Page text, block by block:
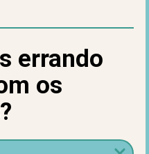
errando
os